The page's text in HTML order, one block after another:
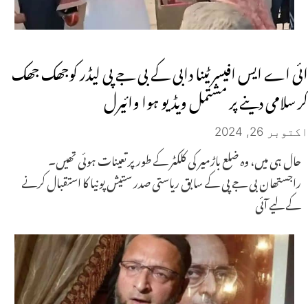
ائی اے ایس افیسر ٹینا دابی کے بی جے پی لیڈر کوجھک جھک
کر سلامی دینے پر مشتمل ویڈیو ہوا وائیرل
اکتوبر 26, 2024
حال ہی میں، وہ ضلع باڑمیر کی کلکٹر کے طور پر تعینات ہوئی تھیں۔
راجستھان بی جے پی کے سابق ریاستی صدر ستیش پونیا کا استقبال کرنے
کے لیے آئی